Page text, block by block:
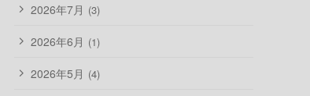
2026年7月 (3)
2026年6月 (1)
2026年5月 (4)